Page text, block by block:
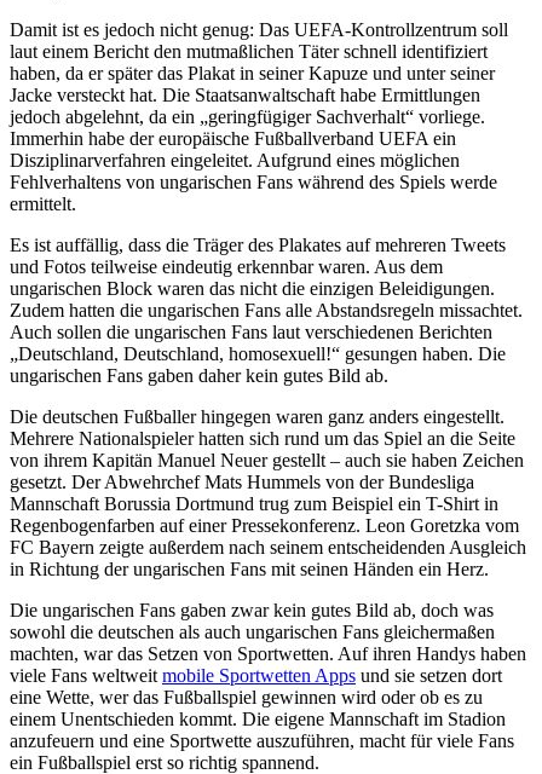
Damit ist es jedoch nicht genug: Das UEFA-Kontrollzentrum soll
laut einem Bericht den mutmaßlichen Täter schnell identifiziert
haben, da er später das Plakat in seiner Kapuze und unter seiner
Jacke versteckt hat. Die Staatsanwaltschaft habe Ermittlungen
jedoch abgelehnt, da ein „geringfügiger Sachverhalt“ vorliege.
Immerhin habe der europäische Fußballverband UEFA ein
Disziplinarverfahren eingeleitet. Aufgrund eines möglichen
Fehlverhaltens von ungarischen Fans während des Spiels werde
ermittelt.
Es ist auffällig, dass die Träger des Plakates auf mehreren Tweets
und Fotos teilweise eindeutig erkennbar waren. Aus dem
ungarischen Block waren das nicht die einzigen Beleidigungen.
Zudem hatten die ungarischen Fans alle Abstandsregeln missachtet.
Auch sollen die ungarischen Fans laut verschiedenen Berichten
„Deutschland, Deutschland, homosexuell!“ gesungen haben. Die
ungarischen Fans gaben daher kein gutes Bild ab.
Die deutschen Fußballer hingegen waren ganz anders eingestellt.
Mehrere Nationalspieler hatten sich rund um das Spiel an die Seite
von ihrem Kapitän Manuel Neuer gestellt – auch sie haben Zeichen
gesetzt. Der Abwehrchef Mats Hummels von der Bundesliga
Mannschaft Borussia Dortmund trug zum Beispiel ein T-Shirt in
Regenbogenfarben auf einer Pressekonferenz. Leon Goretzka vom
FC Bayern zeigte außerdem nach seinem entscheidenden Ausgleich
in Richtung der ungarischen Fans mit seinen Händen ein Herz.
Die ungarischen Fans gaben zwar kein gutes Bild ab, doch was
sowohl die deutschen als auch ungarischen Fans gleichermaßen
machten, war das Setzen von Sportwetten. Auf ihren Handys haben
viele Fans weltweit mobile Sportwetten Apps und sie setzen dort
eine Wette, wer das Fußballspiel gewinnen wird oder ob es zu
einem Unentschieden kommt. Die eigene Mannschaft im Stadion
anzufeuern und eine Sportwette auszuführen, macht für viele Fans
ein Fußballspiel erst so richtig spannend.